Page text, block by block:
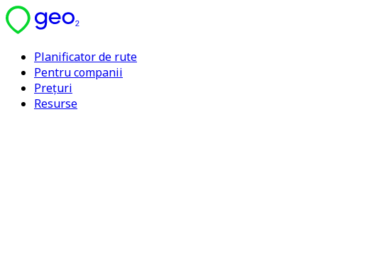
Planificator de rute
Pentru companii
Prețuri
Resurse